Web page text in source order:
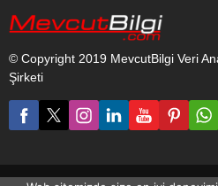
© Copyright 2019 MevcutBilgi Veri
Şirketi